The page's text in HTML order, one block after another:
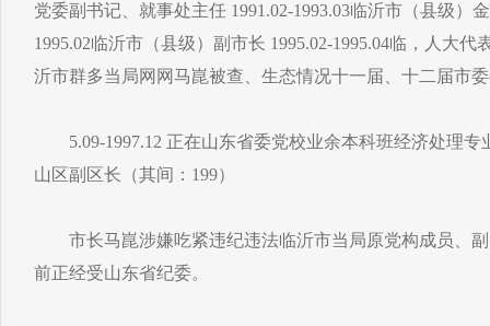
党委副书记、就事处主任 1991.02-1993.03临沂市（县级）
1995.02临沂市（县级）副市长 1995.02-1995.04临，人大
沂市群多当局网网马崑被查、生态情况十一届、十二届市
5.09-1997.12 正在山东省委党校业余本科班经济处理专
山区副区长（其间：199）
市长马崑涉嫌吃紧违纪违法临沂市当局原党构成员、副
前正经受山东省纪委。